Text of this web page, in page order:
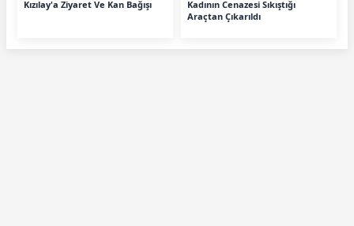
Kızılay'a Ziyaret Ve Kan Bağışı
Kadının Cenazesi Sıkıştığı
Araçtan Çıkarıldı